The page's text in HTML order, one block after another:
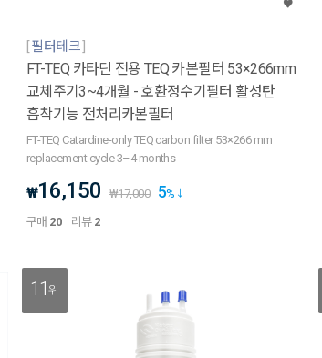
필터테크
FT-TEQ 카타딘 전용 TEQ 카본필터 53×266mm
교체주기3~4개월 - 호환정수기필터 활성탄
흡착기능 전처리카본필터
FT-TEQ Catardine-only TEQ carbon filter 53×266 mm
replacement cycle 3–4 months
₩16,150 ₩17,000 5%
구매 20 리뷰 2
11위